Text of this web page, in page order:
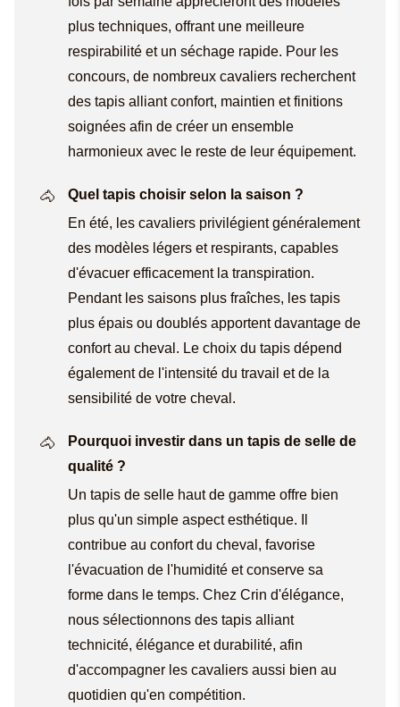
plus techniques, offrant une meilleure
respirabilité et un séchage rapide. Pour les
concours, de nombreux cavaliers recherchent
des tapis alliant confort, maintien et finitions
soignées afin de créer un ensemble
harmonieux avec le reste de leur équipement.
Quel tapis choisir selon la saison ?
En été, les cavaliers privilégient généralement
des modèles légers et respirants, capables
d'évacuer efficacement la transpiration.
Pendant les saisons plus fraîches, les tapis
plus épais ou doublés apportent davantage de
confort au cheval. Le choix du tapis dépend
également de l'intensité du travail et de la
sensibilité de votre cheval.
Pourquoi investir dans un tapis de selle de
qualité ?
Un tapis de selle haut de gamme offre bien
plus qu'un simple aspect esthétique. Il
contribue au confort du cheval, favorise
l'évacuation de l'humidité et conserve sa
forme dans le temps. Chez Crin d'élégance,
nous sélectionnons des tapis alliant
technicité, élégance et durabilité, afin
d'accompagner les cavaliers aussi bien au
quotidien qu'en compétition.